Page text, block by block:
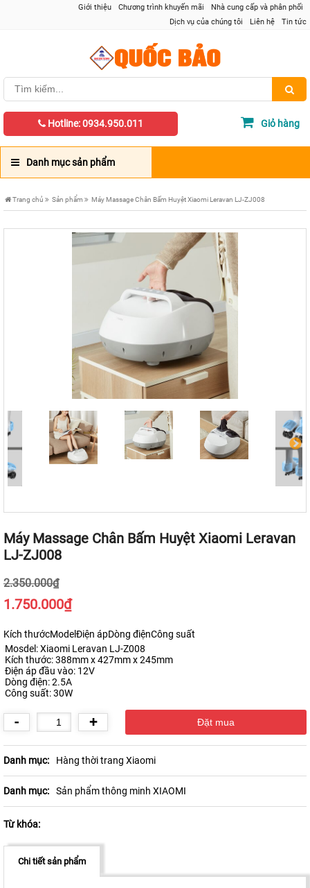
Giới thiệu Chương trình khuyến mãi
Nhà cung cấp và phân phối
Dịch vụ của chúng tôi
Liên hệ Tin tức
Hotline: 0934.950.011 Giỏ hàng
Danh mục sản phẩm
Trang chủ Sản phẩm Máy Massage Chân Bấm Huyệt Xiaomi Leravan LJ-ZJ008
Máy Massage Chân Bấm Huyệt Xiaomi Leravan
LJ-ZJ008
2.350.000₫
1.750.000₫
Kích thướcModelĐiện ápDòng điệnCông suất
Mosdel: Xiaomi Leravan LJ-Z008
Kích thước: 388mm x 427mm x 245mm
Điện áp đầu vào: 12V
Dòng điện: 2.5A
Công suất: 30W
- +
Danh mục: Hàng thời trang Xiaomi
Danh mục: Sản phẩm thông minh XIAOMI
Từ khóa:
Chi tiết sản phẩm